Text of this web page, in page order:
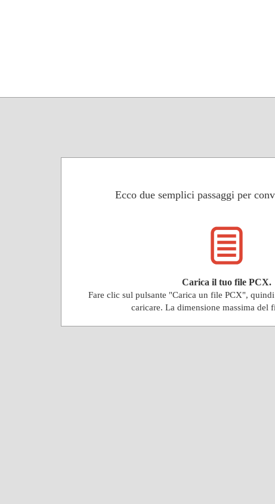
Ecco due semplici passaggi per
Carica il tuo file PCX.
Fare clic sul pulsante "Carica un file PCX",
caricare. La dimensione massima del